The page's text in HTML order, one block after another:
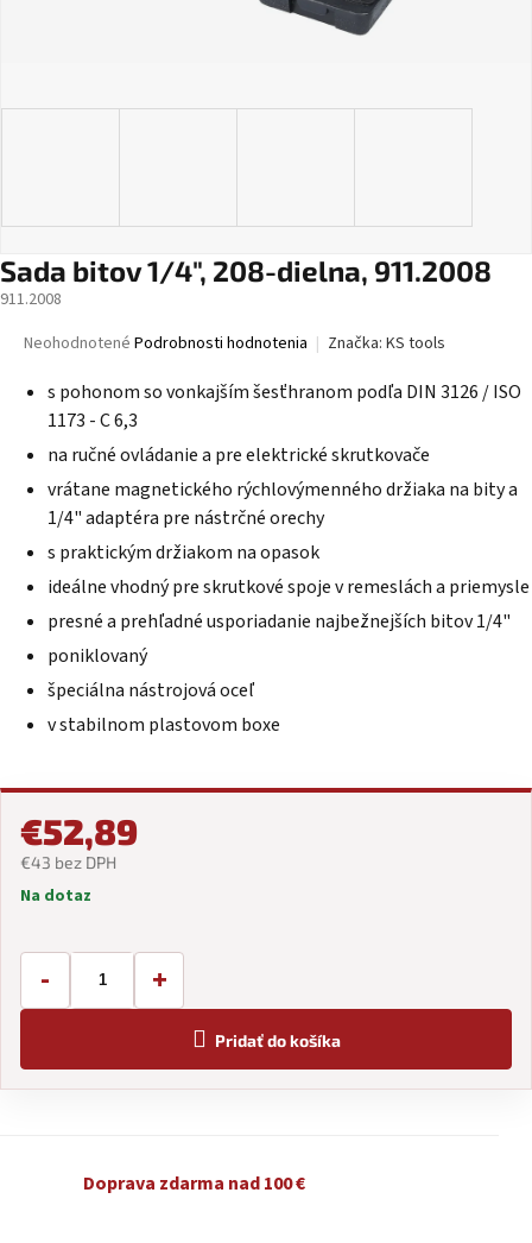
Sada bitov 1/4", 208-dielna, 911.2008
911.2008
Priemerné
produktu
z
hviezdičiek.
Neohodnotené Podrobnosti hodnotenia Značka: KS tools
s pohonom so vonkajším šesťhranom podľa DIN 3126 / ISO
1173 - C 6,3
na ručné ovládanie a pre elektrické skrutkovače
vrátane magnetického rýchlovýmenného držiaka na bity a
1/4" adaptéra pre nástrčné orechy
s praktickým držiakom na opasok
ideálne vhodný pre skrutkové spoje v remeslách a priemysle
presné a prehľadné usporiadanie najbežnejších bitov 1/4"
poniklovaný
špeciálna nástrojová oceľ
v stabilnom plastovom boxe
€52,89
€43 bez DPH
Jednotková
Na dotaz
- +
Pridať do košíka
Doprava zdarma nad 100 €